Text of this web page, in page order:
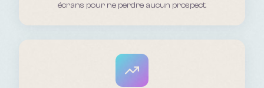
écrans pour ne perdre aucun prospect.